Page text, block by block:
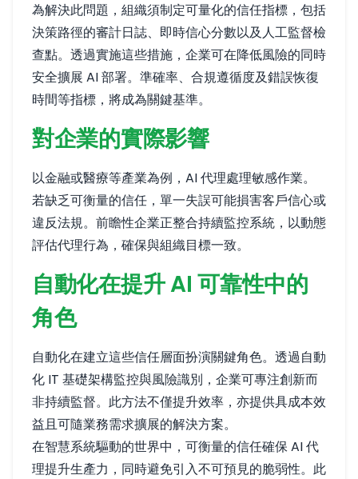
為解決此問題，組織須制定可量化的信任指標，包括
決策路徑的審計日誌、即時信心分數以及人工監督檢
查點。透過實施這些措施，企業可在降低風險的同時
安全擴展 AI 部署。準確率、合規遵循度及錯誤恢復
時間等指標，將成為關鍵基準。
對企業的實際影響
以金融或醫療等產業為例，AI 代理處理敏感作業。
若缺乏可衡量的信任，單一失誤可能損害客戶信心或
違反法規。前瞻性企業正整合持續監控系統，以動態
評估代理行為，確保與組織目標一致。
自動化在提升 AI 可靠性中的
角色
自動化在建立這些信任層面扮演關鍵角色。透過自動
化 IT 基礎架構監控與風險識別，企業可專注創新而
非持續監督。此方法不僅提升效率，亦提供具成本效
益且可隨業務需求擴展的解決方案。
在智慧系統驅動的世界中，可衡量的信任確保 AI 代
理提升生產力，同時避免引入不可預見的脆弱性。此